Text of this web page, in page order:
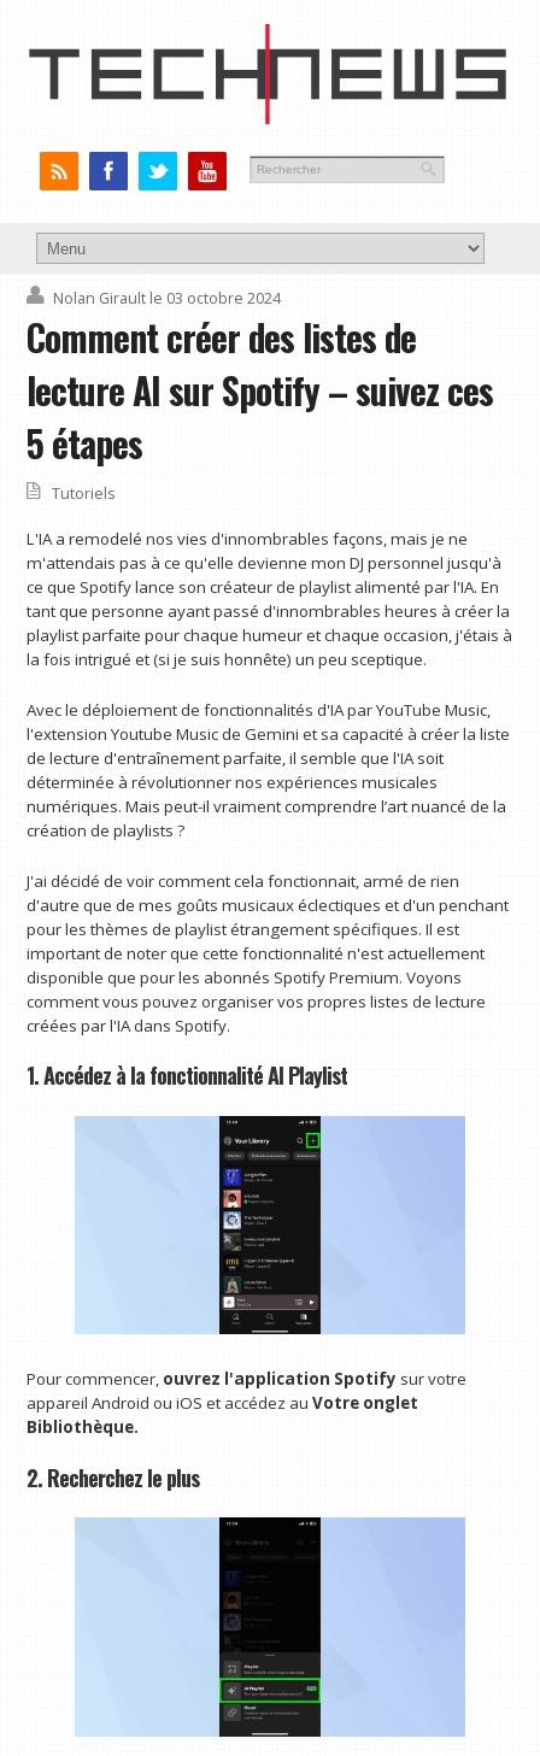
Nolan Girault le 03 octobre 2024
Comment créer des listes de
lecture AI sur Spotify – suivez ces
5 étapes
Tutoriels
L'IA a remodelé nos vies d'innombrables façons, mais je ne
m'attendais pas à ce qu'elle devienne mon DJ personnel jusqu'à
ce que Spotify lance son créateur de playlist alimenté par l'IA. En
tant que personne ayant passé d'innombrables heures à créer la
playlist parfaite pour chaque humeur et chaque occasion, j'étais à
la fois intrigué et (si je suis honnête) un peu sceptique.
Avec le déploiement de fonctionnalités d'IA par YouTube Music,
l'extension Youtube Music de Gemini et sa capacité à créer la liste
de lecture d'entraînement parfaite, il semble que l'IA soit
déterminée à révolutionner nos expériences musicales
numériques. Mais peut-il vraiment comprendre l’art nuancé de la
création de playlists ?
J'ai décidé de voir comment cela fonctionnait, armé de rien
d'autre que de mes goûts musicaux éclectiques et d'un penchant
pour les thèmes de playlist étrangement spécifiques. Il est
important de noter que cette fonctionnalité n'est actuellement
disponible que pour les abonnés Spotify Premium. Voyons
comment vous pouvez organiser vos propres listes de lecture
créées par l'IA dans Spotify.
1. Accédez à la fonctionnalité AI Playlist
Pour commencer, ouvrez l'application Spotify sur votre
appareil Android ou iOS et accédez auVotre onglet
Bibliothèque.
2. Recherchez le plus